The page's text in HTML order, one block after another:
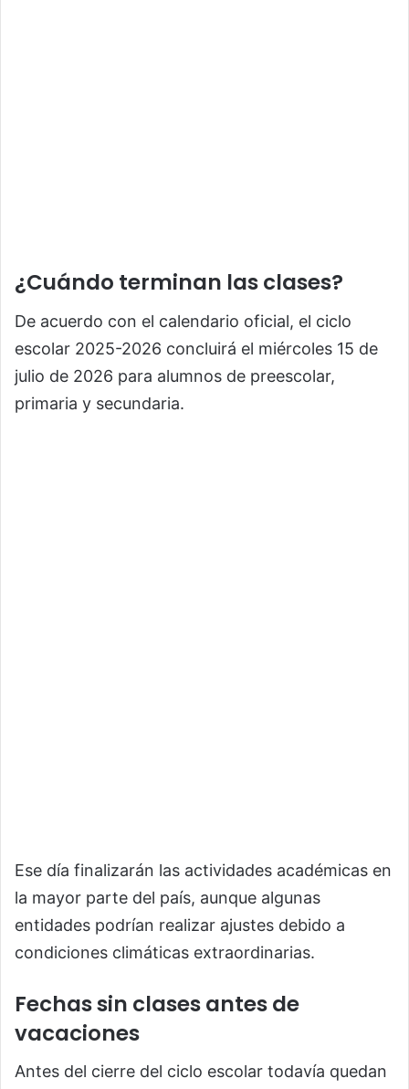
¿Cuándo terminan las clases?
De acuerdo con el calendario oficial, el ciclo
escolar 2025-2026 concluirá el miércoles 15 de
julio de 2026 para alumnos de preescolar,
primaria y secundaria.
Ese día finalizarán las actividades académicas en
la mayor parte del país, aunque algunas
entidades podrían realizar ajustes debido a
condiciones climáticas extraordinarias.
Fechas sin clases antes de
vacaciones
Antes del cierre del ciclo escolar todavía quedan